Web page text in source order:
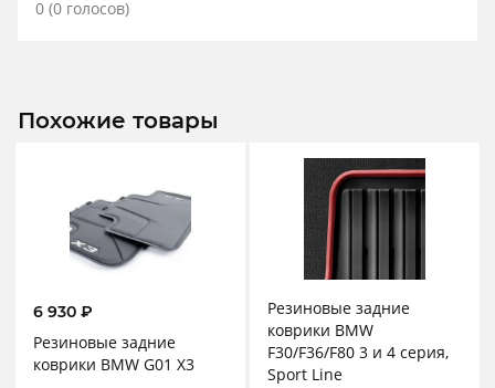
0 (0 голосов)
Похожие товары
6 930 ₽
Резиновые задние
коврики BMW G01 X3
Резиновые задние
коврики BMW
F30/F36/F80 3 и 4 серия,
Sport Line